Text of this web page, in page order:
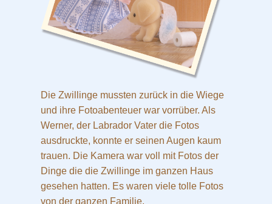
Die Zwillinge mussten zurück in die Wiege
und ihre Fotoabenteuer war vorrüber. Als
Werner, der Labrador Vater die Fotos
ausdruckte, konnte er seinen Augen kaum
trauen. Die Kamera war voll mit Fotos der
Dinge die die Zwillinge im ganzen Haus
gesehen hatten. Es waren viele tolle Fotos
von der ganzen Familie.